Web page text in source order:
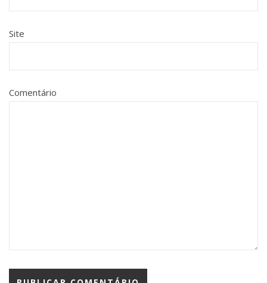
Site
Comentário